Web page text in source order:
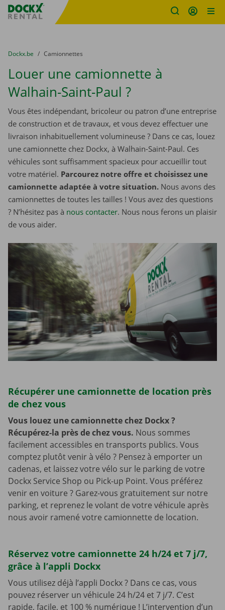
sitename
You are here:
du
Dockx.be to
Camionnettes
Louer une camionnette à
Walhain-Saint-Paul ?
Vous êtes indépendant, bricoleur ou patron d’une entreprise
de construction et de travaux, et vous devez effectuer une
livraison inhabituellement volumineuse ? Dans ce cas, louez
une camionnette chez Dockx, à Walhain-Saint-Paul. Ces
véhicules sont suffisamment spacieux pour accueillir tout
votre matériel. Parcourez notre offre et choisissez une
camionnette adaptée à votre situation. Nous avons des
camionnettes de toutes les tailles ! Vous avez des questions
? N’hésitez pas à nous contacter. Nous nous ferons un plaisir
de vous aider.
Récupérer une camionnette de location près
de chez vous
Vous louez une camionnette chez Dockx ?
Récupérez-la près de chez vous. Nous sommes
facilement accessibles en transports publics. Vous
comptez plutôt venir à vélo ? Pensez à emporter un
cadenas, et laissez votre vélo sur le parking de votre
Dockx Service Shop ou Pick-up Point. Vous préférez
venir en voiture ? Garez-vous gratuitement sur notre
parking, et reprenez le volant de votre véhicule après
nous avoir ramené votre camionnette de location.
Réservez votre camionnette 24 h/24 et 7 j/7,
grâce à l’appli Dockx
Vous utilisez déjà l’appli Dockx ? Dans ce cas, vous
pouvez réserver un véhicule 24 h/24 et 7 j/7. C’est
rapide, facile, et 100 % numérique ! L’intervention d’un